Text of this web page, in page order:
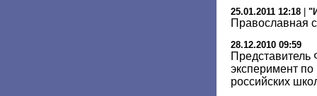
25.01.2011 12:18
Православная
28.12.2010 09:59
эксперимент
российских